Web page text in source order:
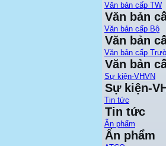
Văn bản cấp TW
Văn bản
Văn bản cấp Bộ
Văn bản
Văn bản cấp
Văn bản
Sự kiện-VHVN
Sự kiện-
Tin tức
Tin tức
Ấn phẩm
Ấn phẩm